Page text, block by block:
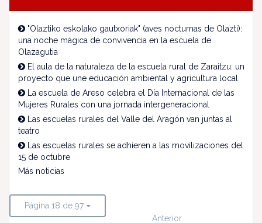
"Olaztiko eskolako gautxoriak" (aves nocturnas de Olazti):
una noche mágica de convivencia en la escuela de
Olazagutia
El aula de la naturaleza de la escuela rural de Zaraitzu: un
proyecto que une educación ambiental y agricultura local
La escuela de Areso celebra el Día Internacional de las
Mujeres Rurales con una jornada intergeneracional
Las escuelas rurales del Valle del Aragón van juntas al
teatro
Las escuelas rurales se adhieren a las movilizaciones del
15 de octubre
Más noticias
Página 18 de 97
Anterior